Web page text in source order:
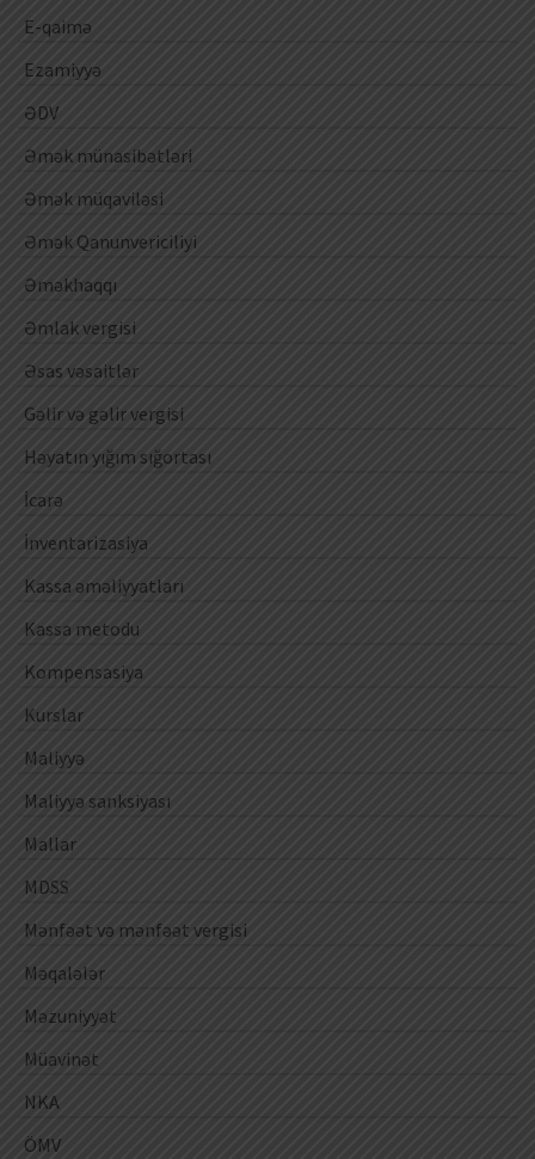
E-qaimə
Ezamiyyə
ƏDV
Əmək münasibətləri
Əmək müqaviləsi
Əmək Qanunvericiliyi
Əməkhaqqı
Əmlak vergisi
Əsas vəsaitlər
Gəlir və gəlir vergisi
Həyatın yığım sığortası
İcarə
İnventarizasiya
Kassa əməliyyatları
Kassa metodu
Kompensasiya
Kurslar
Maliyyə
Maliyyə sanksiyası
Mallar
MDSS
Mənfəət və mənfəət vergisi
Məqalələr
Məzuniyyət
Müavinət
NKA
ÖMV